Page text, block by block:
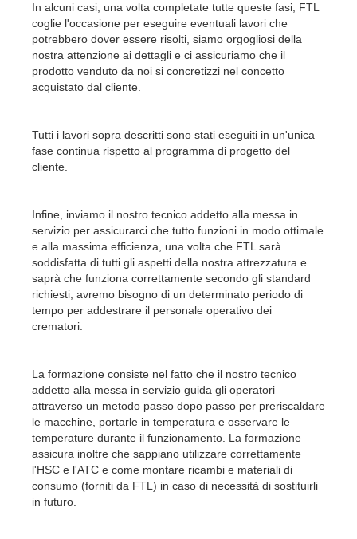
In alcuni casi, una volta completate tutte queste fasi, FTL
coglie l'occasione per eseguire eventuali lavori che
potrebbero dover essere risolti, siamo orgogliosi della
nostra attenzione ai dettagli e ci assicuriamo che il
prodotto venduto da noi si concretizzi nel concetto
acquistato dal cliente.
Tutti i lavori sopra descritti sono stati eseguiti in un'unica
fase continua rispetto al programma di progetto del
cliente.
Infine, inviamo il nostro tecnico addetto alla messa in
servizio per assicurarci che tutto funzioni in modo ottimale
e alla massima efficienza, una volta che FTL sarà
soddisfatta di tutti gli aspetti della nostra attrezzatura e
saprà che funziona correttamente secondo gli standard
richiesti, avremo bisogno di un determinato periodo di
tempo per addestrare il personale operativo dei
crematori.
La formazione consiste nel fatto che il nostro tecnico
addetto alla messa in servizio guida gli operatori
attraverso un metodo passo dopo passo per preriscaldare
le macchine, portarle in temperatura e osservare le
temperature durante il funzionamento. La formazione
assicura inoltre che sappiano utilizzare correttamente
l'HSC e l'ATC e come montare ricambi e materiali di
consumo (forniti da FTL) in caso di necessità di sostituirli
in futuro.